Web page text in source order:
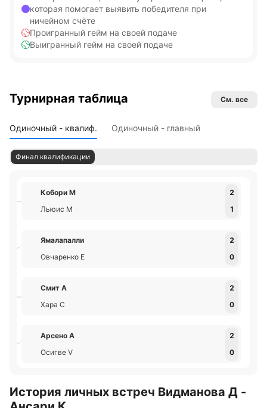
которая помогает выявить победителя при
ничейном счёте
Проигранный гейм на своей подаче
Выигранный гейм на своей подаче
Турнирная таблица См. все
Одиночный - квалиф. Одиночный - главный
Финал квалификации
Кобори М
2
Льюис М
1
Ямалапалли
2
Овчаренко Е
0
Смит А
2
Хара С
0
Арсено А
2
Осигве V
0
История личных встреч Видманова Д -